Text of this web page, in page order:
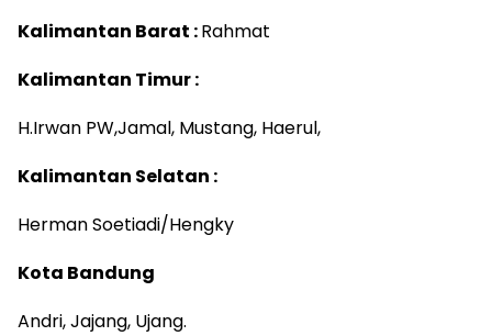
Kalimantan Barat :Rahmat
Kalimantan Timur :
H.Irwan PW,Jamal, Mustang, Haerul,
Kalimantan Selatan :
Herman Soetiadi/Hengky
Kota Bandung
Andri, Jajang, Ujang.